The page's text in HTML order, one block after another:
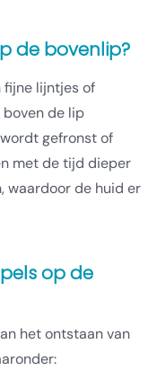
de bovenlip?
fijne lijntjes of
de lip
gefronst of
met de tijd dieper
waardoor de huid er
op de
het ontstaan van